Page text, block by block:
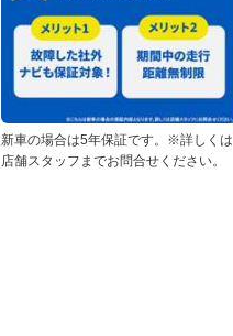
新車の場合は5年保証です。※詳しくは
店舗スタッフまでお問合せください。